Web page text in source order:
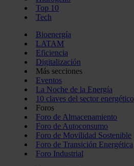
Top 10
Tech
Bioenergía
LATAM
Eficiencia
Digitalización
Más secciones
Eventos
La Noche de la Energía
10 claves del sector energético
Foros
Foro de Almacenamiento
Foro de Autoconsumo
Foro de Movilidad Sostenible
Foro de Transición Energética
Foro Industrial